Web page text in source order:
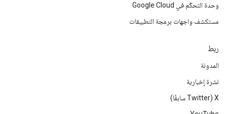
وحدة التحكّم في Google Cloud
مستكشف واجهات برمجة التطبيقات
ربط
المدونة
نشرة إخبارية
‫X ‏(Twitter سابقًا)